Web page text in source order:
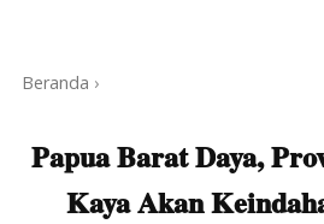
Beranda ›
Papua Barat Daya,
Kaya Akan